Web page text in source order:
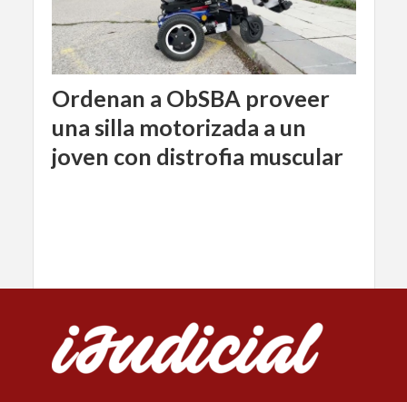
Ordenan a ObSBA proveer
una silla motorizada a un
joven con distrofia muscular